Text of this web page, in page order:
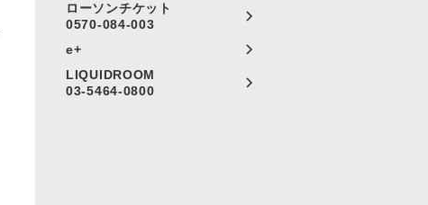
ローソンチケット
0570-084-003
e+
LIQUIDROOM
03-5464-0800